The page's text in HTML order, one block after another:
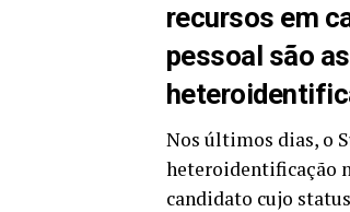
recursos em
pessoal são
Nos últimos dias, o
heteroidentificação
candidato cujo